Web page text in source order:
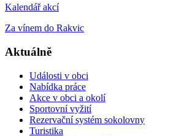
Kalendář akcí
Za vínem do Rakvic
Aktuálně
Události v obci
Nabídka práce
Akce v obci a okolí
Sportovní vyžití
Rezervační systém sokolovny
Turistika